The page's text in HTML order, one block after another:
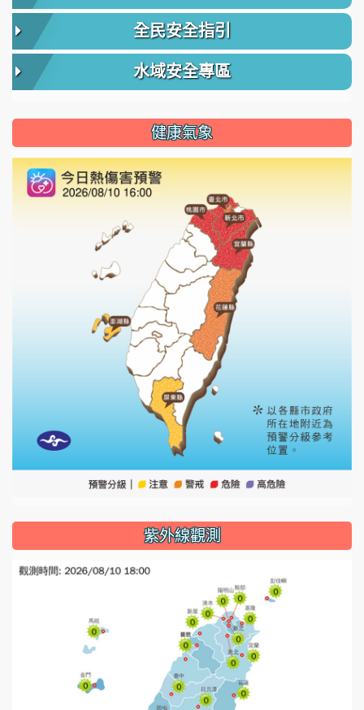
全民安全指引
水域安全專區
健康氣象
紫外線觀測